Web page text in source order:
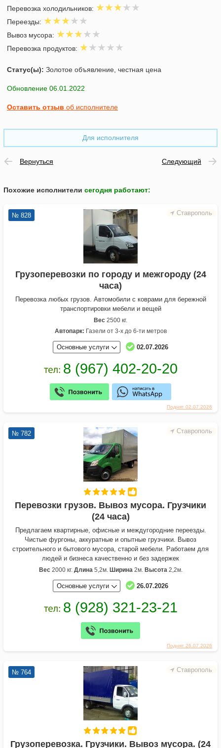
Перевозка холодильников:
Переезды:
Вывоз мусора:
Перевозка продуктов:
Статус(ы): Золотое объявление, честная цена
Обновление 06.01.2022
Оставить отзыв об исполнителе
Для исполнителя
Вернуться Следующий
Похожие исполнители сегодня работают:
Ставрополь
Поднят 02.07.2026
№ 828
Грузоперевозки по городу и межгороду (24
часа)
Перевозка любых грузов. Автомобили с коврами для бережной
транспортировки мебели и вещей
Вес 2500 кг.
Автопарк: Газели от 3-х до 6-ти метров
Основные услуги 02.07.2026
Ставрополь
Поднят 26.07.2026
№ 782
Перевозки грузов. Вывоз мусора. Грузчики
(24 часа)
Предлагаем квартирные, офисные и междугородние переезды.
Чистые фургоны, аккуратные и опытные грузчики. Вывоз
строительного и бытового мусора, старой мебели. Работаем для
людей и бизнеса качественно и без задержек
Вес2000 кг. Длина5,2м. Ширина2м. Высота2,2м.
Основные услуги 26.07.2026
Ставрополь
№ 764
Грузоперевозка. Грузчики. Вывоз мусора. (24